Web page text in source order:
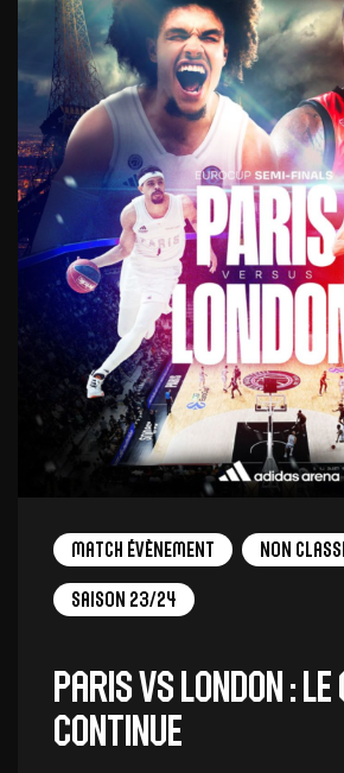
Match Évènement Non
Saison 23/24
Paris vs London : le
continue